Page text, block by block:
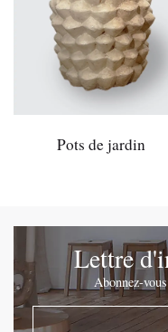
Pots de jardin
Lettre
Abonnez-